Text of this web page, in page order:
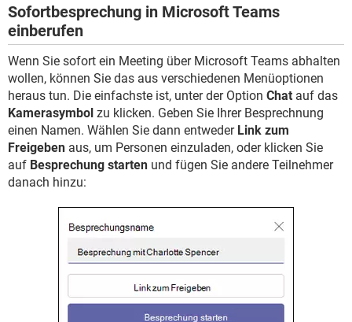
Sofortbesprechung in Microsoft Teams
einberufen
Wenn Sie sofort ein Meeting über Microsoft Teams abhalten
wollen, können Sie das aus verschiedenen Menüoptionen
heraus tun. Die einfachste ist, unter der Option Chat auf das
Kamerasymbol zu klicken. Geben Sie Ihrer Besprechnung
einen Namen. Wählen Sie dann entweder Link zum
Freigeben aus, um Personen einzuladen, oder klicken Sie
auf Besprechung starten und fügen Sie andere Teilnehmer
danach hinzu: